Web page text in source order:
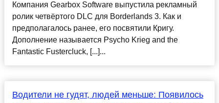
Компания Gearbox Software выпустила рекламный
ролик четвёртого DLC для Borderlands 3. Как и
предполагалось ранее, его посвятили Кригу.
Дополнение называется Psycho Krieg and the
Fantastic Fustercluck, [...]...
Водители не гудят, людей меньше: Появилось